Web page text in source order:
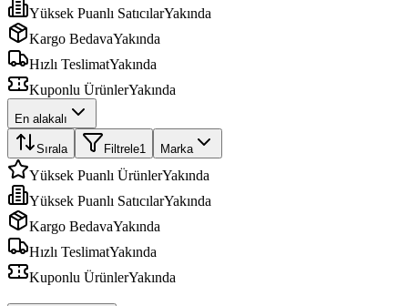
Yüksek Puanlı SatıcılarYakında
Kargo BedavaYakında
Hızlı TeslimatYakında
Kuponlu ÜrünlerYakında
En alakalı
Sırala Filtrele1 Marka
Yüksek Puanlı ÜrünlerYakında
Yüksek Puanlı SatıcılarYakında
Kargo BedavaYakında
Hızlı TeslimatYakında
Kuponlu ÜrünlerYakında